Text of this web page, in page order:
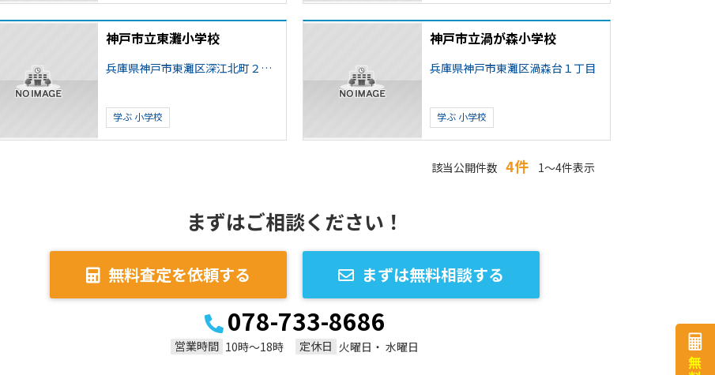
神戸市立東灘小学校
兵庫県神戸市東灘区深江北町２丁目
学ぶ 小学校
神戸市立渦が森小学校
兵庫県神戸市東灘区渦森台１丁目
学ぶ 小学校
該当公開件数 4件 1～4件表示
まずはご相談ください！
無料査定を依頼する まずは無料相談する
078-733-8686
営業時間 10時～18時 定休日 火曜日・ 水曜日